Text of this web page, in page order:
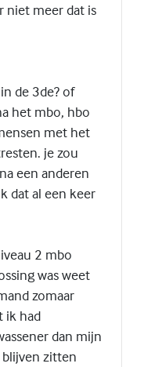
niet meer dat is
de 3de? of
het mbo, hbo
met het
je zou
een anderen
dat al een keer
2 mbo
was weet
zomaar
ik had
dan mijn
blijven zitten